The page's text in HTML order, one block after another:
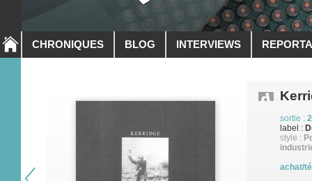
CHRONIQUES BLOG INTERVIEWS
sortie :
label :
style :
achat/